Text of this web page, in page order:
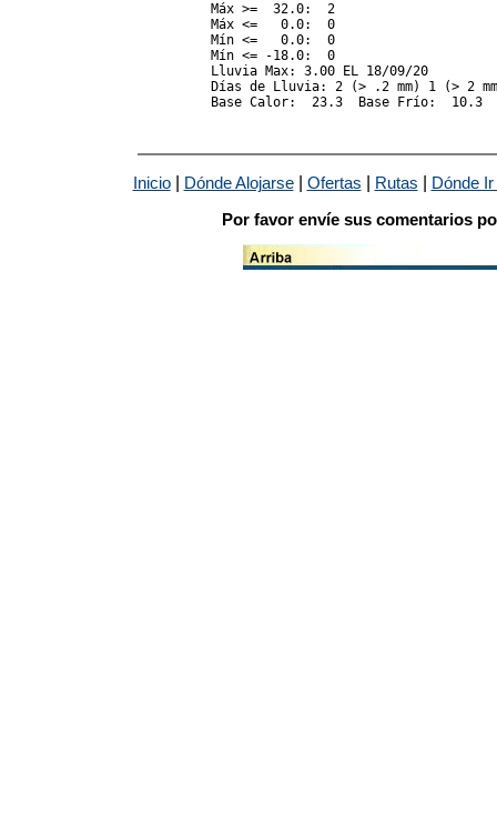
Máx >=  32.0:  2
Máx <=   0.0:  0
Mín <=   0.0:  0
Mín <= -18.0:  0
Lluvia Max: 3.00 EL 18/09/20
Días de Lluvia: 2 (> .2 mm) 1 (> 2
Inicio| Dónde Alojarse| Ofertas Rutas Dónde
Por favor envíe sus comentarios